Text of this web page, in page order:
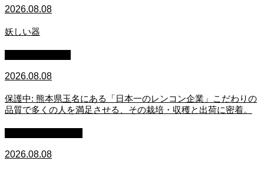
2026.08.08
妖しい器
2026.08.08
保護中: 熊本県玉名にある「日本一のレンコン企業」こだわりの
品質で多くの人を満足させる、その栽培・収穫と出荷に密着。
2026.08.08